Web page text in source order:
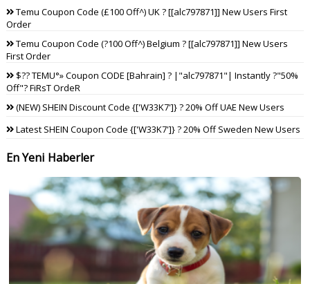
Temu Coupon Code (£100 Off^) UK ? [[alc797871]] New Users First
Order
Temu Coupon Code (?100 Off^) Belgium ? [[alc797871]] New Users
First Order
$?? TEMU°» Coupon CODE [Bahrain] ? |"alc797871"| Instantly ?"50%
Off"? FiRsT OrdeR
(NEW) SHEIN Discount Code {['W33K7']} ? 20% Off UAE New Users
Latest SHEIN Coupon Code {['W33K7']} ? 20% Off Sweden New Users
En Yeni Haberler